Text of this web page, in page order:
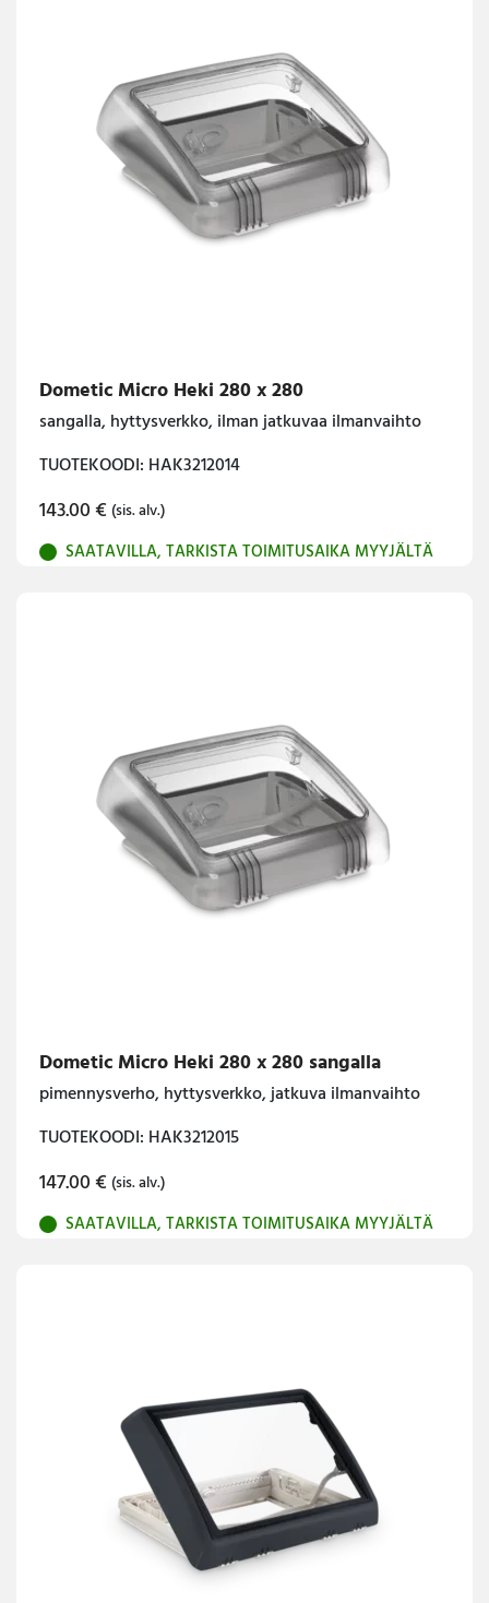
Dometic Micro Heki 280 x 280
sangalla, hyttysverkko, ilman jatkuvaa ilmanvaihto
TUOTEKOODI: HAK3212014
143.00€ (sis. alv.)
SAATAVILLA, TARKISTA TOIMITUSAIKA MYYJÄLTÄ
Dometic Micro Heki 280 x 280 sangalla
pimennysverho, hyttysverkko, jatkuva ilmanvaihto
TUOTEKOODI: HAK3212015
147.00€ (sis. alv.)
SAATAVILLA, TARKISTA TOIMITUSAIKA MYYJÄLTÄ